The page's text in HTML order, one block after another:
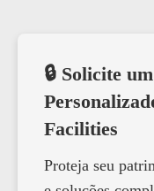
🔒 Solicite
Facilities
Proteja seu